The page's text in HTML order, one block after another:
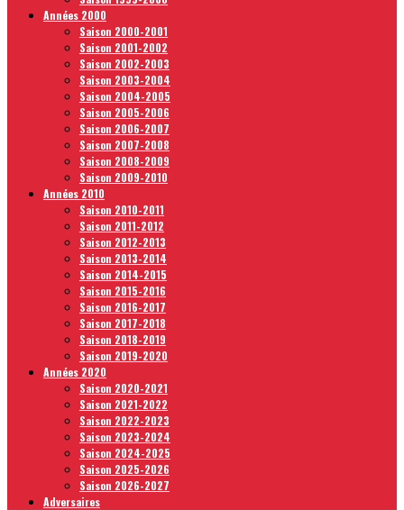
Années 2000
Saison 2000-2001
Saison 2001-2002
Saison 2002-2003
Saison 2003-2004
Saison 2004-2005
Saison 2005-2006
Saison 2006-2007
Saison 2007-2008
Saison 2008-2009
Saison 2009-2010
Années 2010
Saison 2010-2011
Saison 2011-2012
Saison 2012-2013
Saison 2013-2014
Saison 2014-2015
Saison 2015-2016
Saison 2016-2017
Saison 2017-2018
Saison 2018-2019
Saison 2019-2020
Années 2020
Saison 2020-2021
Saison 2021-2022
Saison 2022-2023
Saison 2023-2024
Saison 2024-2025
Saison 2025-2026
Saison 2026-2027
Adversaires